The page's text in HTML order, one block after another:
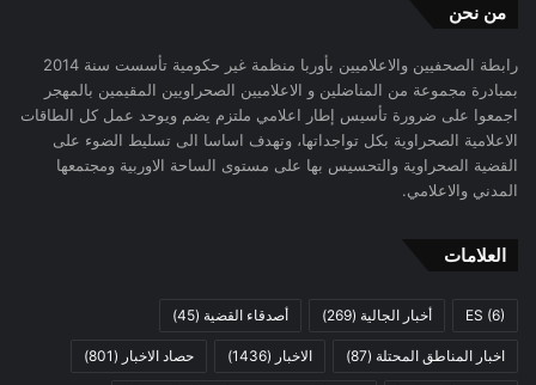
من نحن
رابطة الصحفيين والاعلاميين بأوربا منظمة غير حكومية تأسست سنة 2014
بمبادرة مجموعة من المناضلين و الاعلاميين الصحراويين المقيمين بالمهجر
اجمعوا على ضرورة تأسيس إطار اعلامي ملتزم يضم ويوحد عمل كل الطاقات
الاعلامية الصحراوية بكل تواجداتها، وتهدف اساسا الى تسليط الضوء على
القضية الصحراوية والتحسيس بها على مستوى الساحة الاوربية ومجتمعها
المدني والاعلامي.
العلامات
ES (6) أخبار الجالية (269) أصدقاء القضية (45)
اخبار المناطق المحتلة (87) الاخبار (1436) حصاد الاخبار (801)